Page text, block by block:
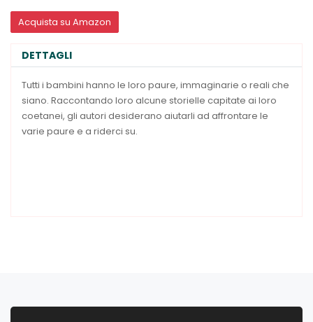
Acquista su Amazon
DETTAGLI
Tutti i bambini hanno le loro paure, immaginarie o reali che
siano. Raccontando loro alcune storielle capitate ai loro
coetanei, gli autori desiderano aiutarli ad affrontare le
varie paure e a riderci su.